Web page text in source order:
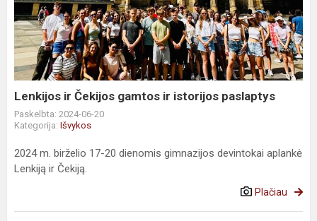
Čekijos
gamtos
ir
istorijos
paslaptys
Lenkijos ir Čekijos gamtos ir istorijos paslaptys
Paskelbta: 2024-06-20
Kategorija: Išvykos
2024 m. birželio 17-20 dienomis gimnazijos devintokai aplankė
Lenkiją ir Čekiją.
Plačiau